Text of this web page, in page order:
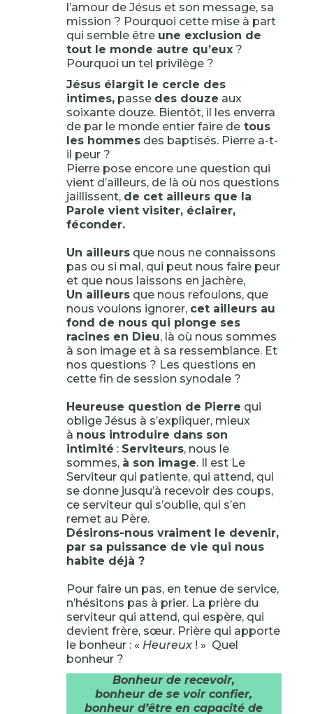
l’amour de Jésus et son message, sa
mission ? Pourquoi cette mise à part
qui semble être une exclusion de
tout le monde autre qu’eux?
Pourquoi un tel privilège ?
Jésus élargit le cercle des
intimes,passe des douze aux
soixante douze. Bientôt, il les enverra
de par le monde entier faire detous
les hommesdes baptisés. Pierre a-t-
il peur ?
Pierre pose encore une question qui
vient d’ailleurs, de là où nos questions
jaillissent, de cet ailleurs que la
Parole vient visiter, éclairer,
féconder.
Un ailleursque nous ne connaissons
pas ou si mal, qui peut nous faire peur
et que nous laissons en jachère,
Un ailleursque nous refoulons, que
nous voulons ignorer, cet ailleurs au
fond de nous qui plonge ses
racines en Dieu, là où nous sommes
à son image et à sa ressemblance. Et
nos questions ? Les questions en
cette fin de session synodale ?
Heureuse question de Pierre qui
oblige Jésus à s’expliquer, mieux
à nous introduire dans son
intimité : Serviteurs, nous le
sommes, à son image. Il est Le
Serviteur qui patiente, qui attend, qui
se donne jusqu’à recevoir des coups,
ce serviteur qui s’oublie, qui s’en
remet au Père.
Désirons-nous vraiment le devenir,
par sa puissance de vie qui nous
habite déjà ?
Pour faire un pas, en tenue de service,
n’hésitons pas à prier. La prière du
serviteur qui attend, qui espère, qui
devient frère, sœur. Prière qui apporte
le bonheur : « Heureux ! » Quel
bonheur ?
Bonheur de recevoir,
bonheur de se voir confier,
bonheur d’être en capacité de